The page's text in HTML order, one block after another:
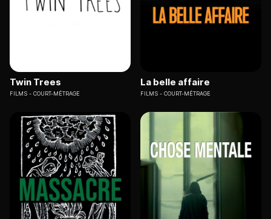
Twin Trees
FILMS COURT-MÉTRAGE
La belle affaire
FILMS COURT-MÉTRAGE